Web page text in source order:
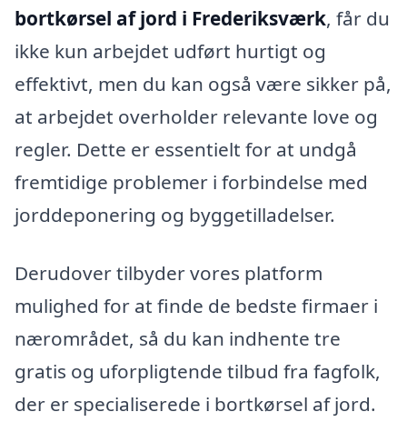
bortkørsel af jord i Frederiksværk, får du
ikke kun arbejdet udført hurtigt og
effektivt, men du kan også være sikker på,
at arbejdet overholder relevante love og
regler. Dette er essentielt for at undgå
fremtidige problemer i forbindelse med
jorddeponering og byggetilladelser.
Derudover tilbyder vores platform
mulighed for at finde de bedste firmaer i
nærområdet, så du kan indhente tre
gratis og uforpligtende tilbud fra fagfolk,
der er specialiserede i bortkørsel af jord.